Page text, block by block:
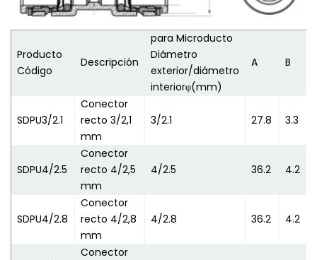
Producto
Código
Descripción
para Microducto
Diámetro
exterior/diámetro
interiorφ(mm)
A B
SDPU3/2.1
Conector
recto 3/2,1
mm
3/2.1 27.8 3.3
SDPU4/2.5
Conector
recto 4/2,5
mm
4/2.5 36.2 4.2
SDPU4/2.8
Conector
recto 4/2,8
mm
4/2.8 36.2 4.2
Conector